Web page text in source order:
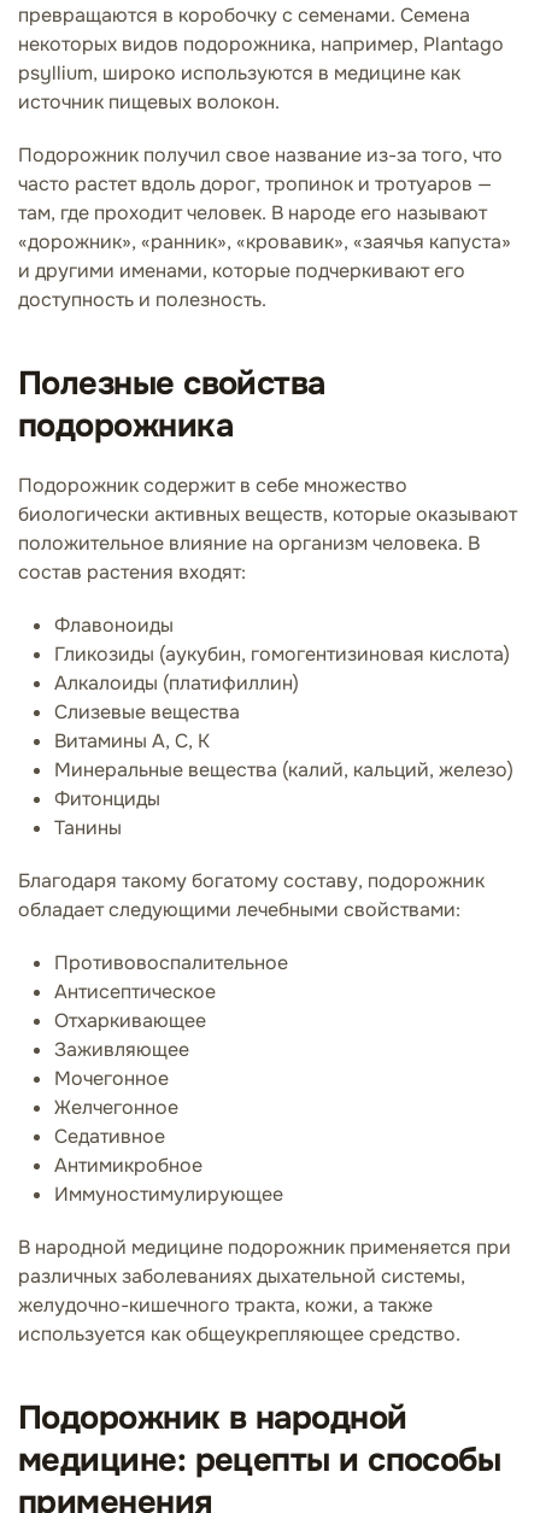
превращаются в коробочку с семенами. Семена
некоторых видов подорожника, например, Plantago
psyllium, широко используются в медицине как
источник пищевых волокон.
Подорожник получил свое название из-за того, что
часто растет вдоль дорог, тропинок и тротуаров —
там, где проходит человек. В народе его называют
«дорожник», «ранник», «кровавик», «заячья капуста»
и другими именами, которые подчеркивают его
доступность и полезность.
Полезные свойства
подорожника
Подорожник содержит в себе множество
биологически активных веществ, которые оказывают
положительное влияние на организм человека. В
состав растения входят:
Флавоноиды
Гликозиды (аукубин, гомогентизиновая кислота)
Алкалоиды (платифиллин)
Слизевые вещества
Витамины А, С, К
Минеральные вещества (калий, кальций, железо)
Фитонциды
Танины
Благодаря такому богатому составу, подорожник
обладает следующими лечебными свойствами:
Противовоспалительное
Антисептическое
Отхаркивающее
Заживляющее
Мочегонное
Желчегонное
Седативное
Антимикробное
Иммуностимулирующее
В народной медицине подорожник применяется при
различных заболеваниях дыхательной системы,
желудочно-кишечного тракта, кожи, а также
используется как общеукрепляющее средство.
Подорожник в народной
медицине: рецепты и способы
применения